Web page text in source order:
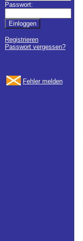
Passwort:
Registrieren
Passwort vergessen?
Fehler melden